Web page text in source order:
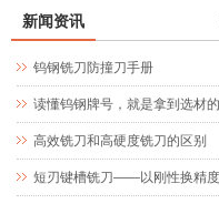
新闻资讯
钨钢铣刀防撞刀手册
读懂钨钢牌号，就是拿到选材
文牒
高效铣刀和高硬度铣刀的区别
短刃键槽铣刀——以刚性换精